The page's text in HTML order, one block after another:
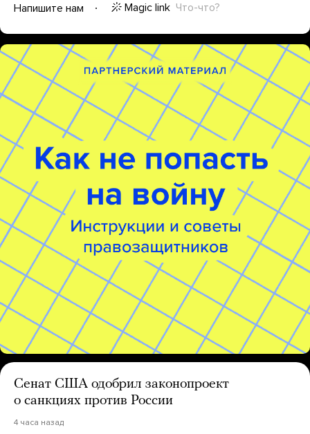
Напишите нам
Magic link Что-что?
Сенат США одобрил законопроект
о санкциях против России
4 часа назад